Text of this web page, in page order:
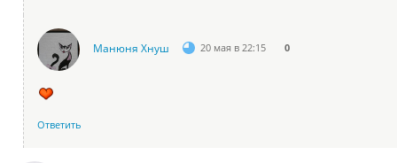
Манюня Хнуш 20 мая в 22:15 0
Ответить